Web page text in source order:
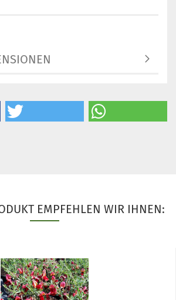
EMPFEHLEN WIR IHNEN: